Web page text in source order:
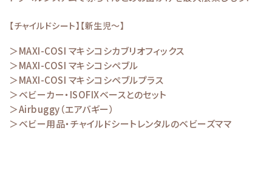
【チャイルドシート】【新生児～】
＞MAXI-COSI マキシコシカブリオフィックス
＞MAXI-COSI マキシコシペブル
＞MAXI-COSI マキシコシペブルプラス
＞ベビーカー・ISOFIXベースとのセット
＞Airbuggy（エアバギー）
＞ベビー用品・チャイルドシートレンタルのベビーズママ